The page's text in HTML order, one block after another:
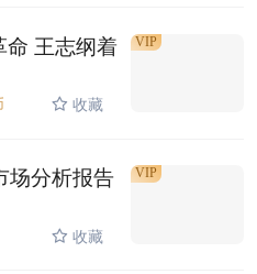
命 王志纲着
收藏
VIP
场分析报告
收藏
VIP